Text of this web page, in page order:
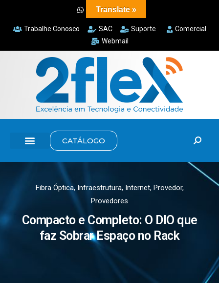
Trabalhe Conosco SAC Suporte
Comercial
Webmail
CATÁLOGO
Fibra Óptica, Infraestrutura, Internet, Provedor,
Provedores
Compacto e Completo: O DIO que
faz Sobrar Espaço no Rack
Translate »